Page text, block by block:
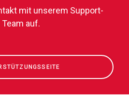
mit unserem Support-
Team auf.